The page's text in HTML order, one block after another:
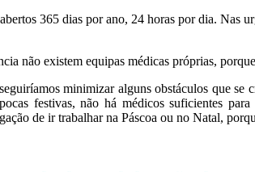
365 dias por ano, 24 horas por dia. Nas
não existem equipas médicas próprias,
minimizar alguns obstáculos que
festivas, não há médicos suficientes
de ir trabalhar na Páscoa ou no Natal,